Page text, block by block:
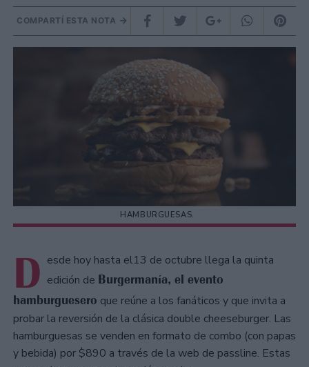
COMPARTÍ ESTA NOTA
HAMBURGUESAS.
D esde hoy hasta el13 de octubre llega la quinta
edición de Burgermanía, el evento
hamburguesero que reúne a los fanáticos y que invita a
probar la reversión de la clásica double cheeseburger. Las
hamburguesas se venden en formato de combo (con papas
y bebida) por $890 a través de la web de passline. Estas